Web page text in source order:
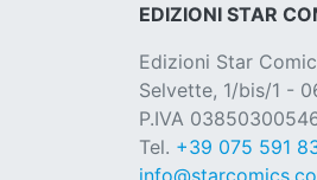
EDIZIONI STAR
Edizioni Star
Selvette, 1/bis/1 -
P.IVA
Tel. +39 075 591